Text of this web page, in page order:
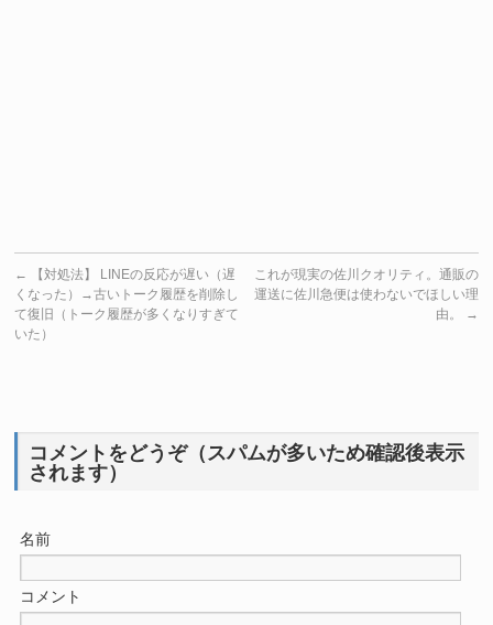
←
【対処法】 LINEの反応が遅い（遅
くなった）→古いトーク履歴を削除し
て復旧（トーク履歴が多くなりすぎて
いた）
これが現実の佐川クオリティ。通販の
運送に佐川急便は使わないでほしい理
由。
→
コメントをどうぞ（スパムが多いため確認後表示
されます）
名前
コメント